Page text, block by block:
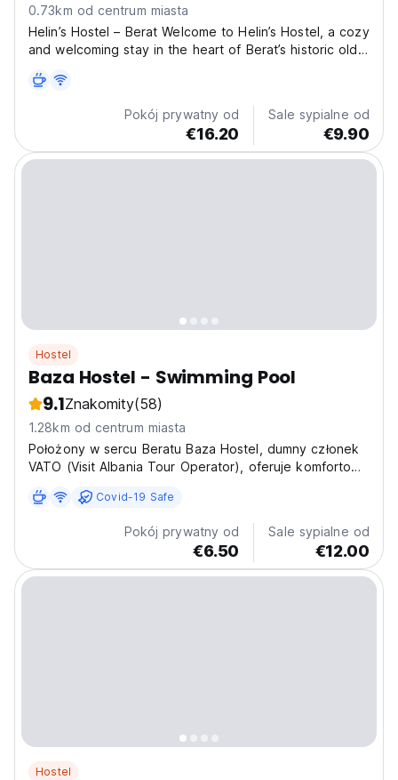
0.73km od centrum miasta
Helin’s Hostel – Berat Welcome to Helin’s Hostel, a cozy
and welcoming stay in the heart of Berat’s historic old
Bridge and Berat Castle, our hostel offers the perfect
base to explore the UNESCO-listed...
Pokój prywatny od
€16.20
Sale sypialne od
€9.90
Hostel
Baza Hostel - Swimming Pool
9.1Znakomity(58)
1.28km od centrum miasta
Położony w sercu Beratu Baza Hostel, dumny członek
VATO (Visit Albania Tour Operator), oferuje komfortowy
historyczne miasto. Baza Hostel to nowo otwarty
obiekt w mieście Berat, który wyróżnia się
nowoczesnymi...
Covid-19 Safe
Pokój prywatny od
€6.50
Sale sypialne od
€12.00
Hostel